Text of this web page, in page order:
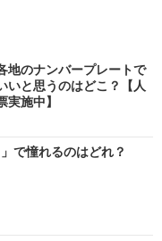
地のナンバープレートで
いと思うのはどこ？【人
実施中】
で憧れるのはどれ？